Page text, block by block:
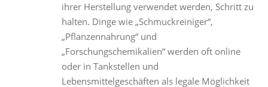
ihrer Herstellung verwendet werden, Schritt zu
halten. Dinge wie „Schmuckreiniger“,
„Pflanzennahrung“ und
„Forschungschemikalien“ werden oft online
oder in Tankstellen und
Lebensmittelgeschäften als legale Möglichkeit